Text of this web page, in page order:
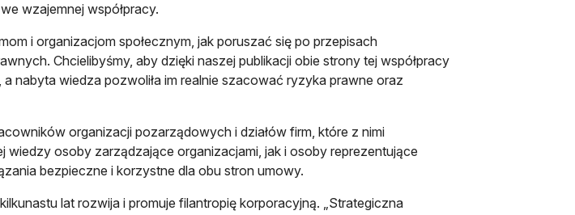
wzajemnej współpracy.
i organizacjom społecznym, jak poruszać się po przepisach
Chcielibyśmy, aby dzięki naszej publikacji obie strony tej współpracy
a nabyta wiedza pozwoliła im realnie szacować ryzyka prawne oraz
organizacji pozarządowych i działów firm, które z nimi
wiedzy osoby zarządzające organizacjami, jak i osoby reprezentujące
bezpieczne i korzystne dla obu stron umowy.
lat rozwija i promuje filantropię korporacyjną. „Strategiczna